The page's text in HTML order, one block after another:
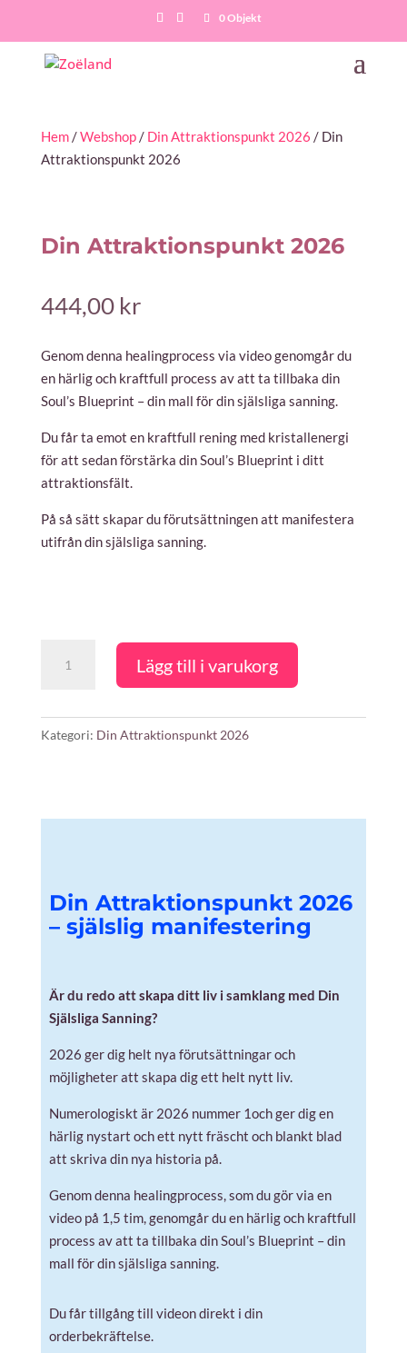
0 Objekt
Hem/Webshop/ Din Attraktionspunkt 2026 / Din
Attraktionspunkt 2026
Din Attraktionspunkt 2026
444,00 kr
Genom denna healingprocess via video genomgår du
en härlig och kraftfull process av att ta tillbaka din
Soul’s Blueprint – din mall för din själsliga sanning.
Du får ta emot en kraftfull rening med kristallenergi
för att sedan förstärka din Soul’s Blueprint i ditt
attraktionsfält.
På så sätt skapar du förutsättningen att manifestera
utifrån din själsliga sanning.
Attraktionspunkt
mängd
Lägg till i varukorg
Kategori: Din Attraktionspunkt 2026
Din Attraktionspunkt 2026
– själslig manifestering
Är du redo att skapa ditt liv i samklang med Din
Själsliga Sanning?
2026 ger dig helt nya förutsättningar och
möjligheter att skapa dig ett helt nytt liv.
Numerologiskt är 2026 nummer 1och ger dig en
härlig nystart och ett nytt fräscht och blankt blad
att skriva din nya historia på.
Genom denna healingprocess, som du gör via en
video på 1,5 tim, genomgår du en härlig och kraftfull
process av att ta tillbaka din Soul’s Blueprint – din
mall för din själsliga sanning.
Du får tillgång till videon direkt i din
orderbekräftelse.